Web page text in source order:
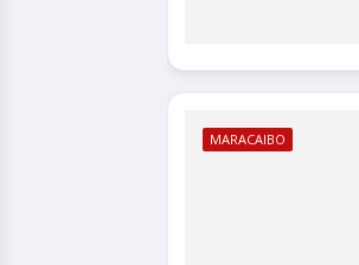
MARACAIBO